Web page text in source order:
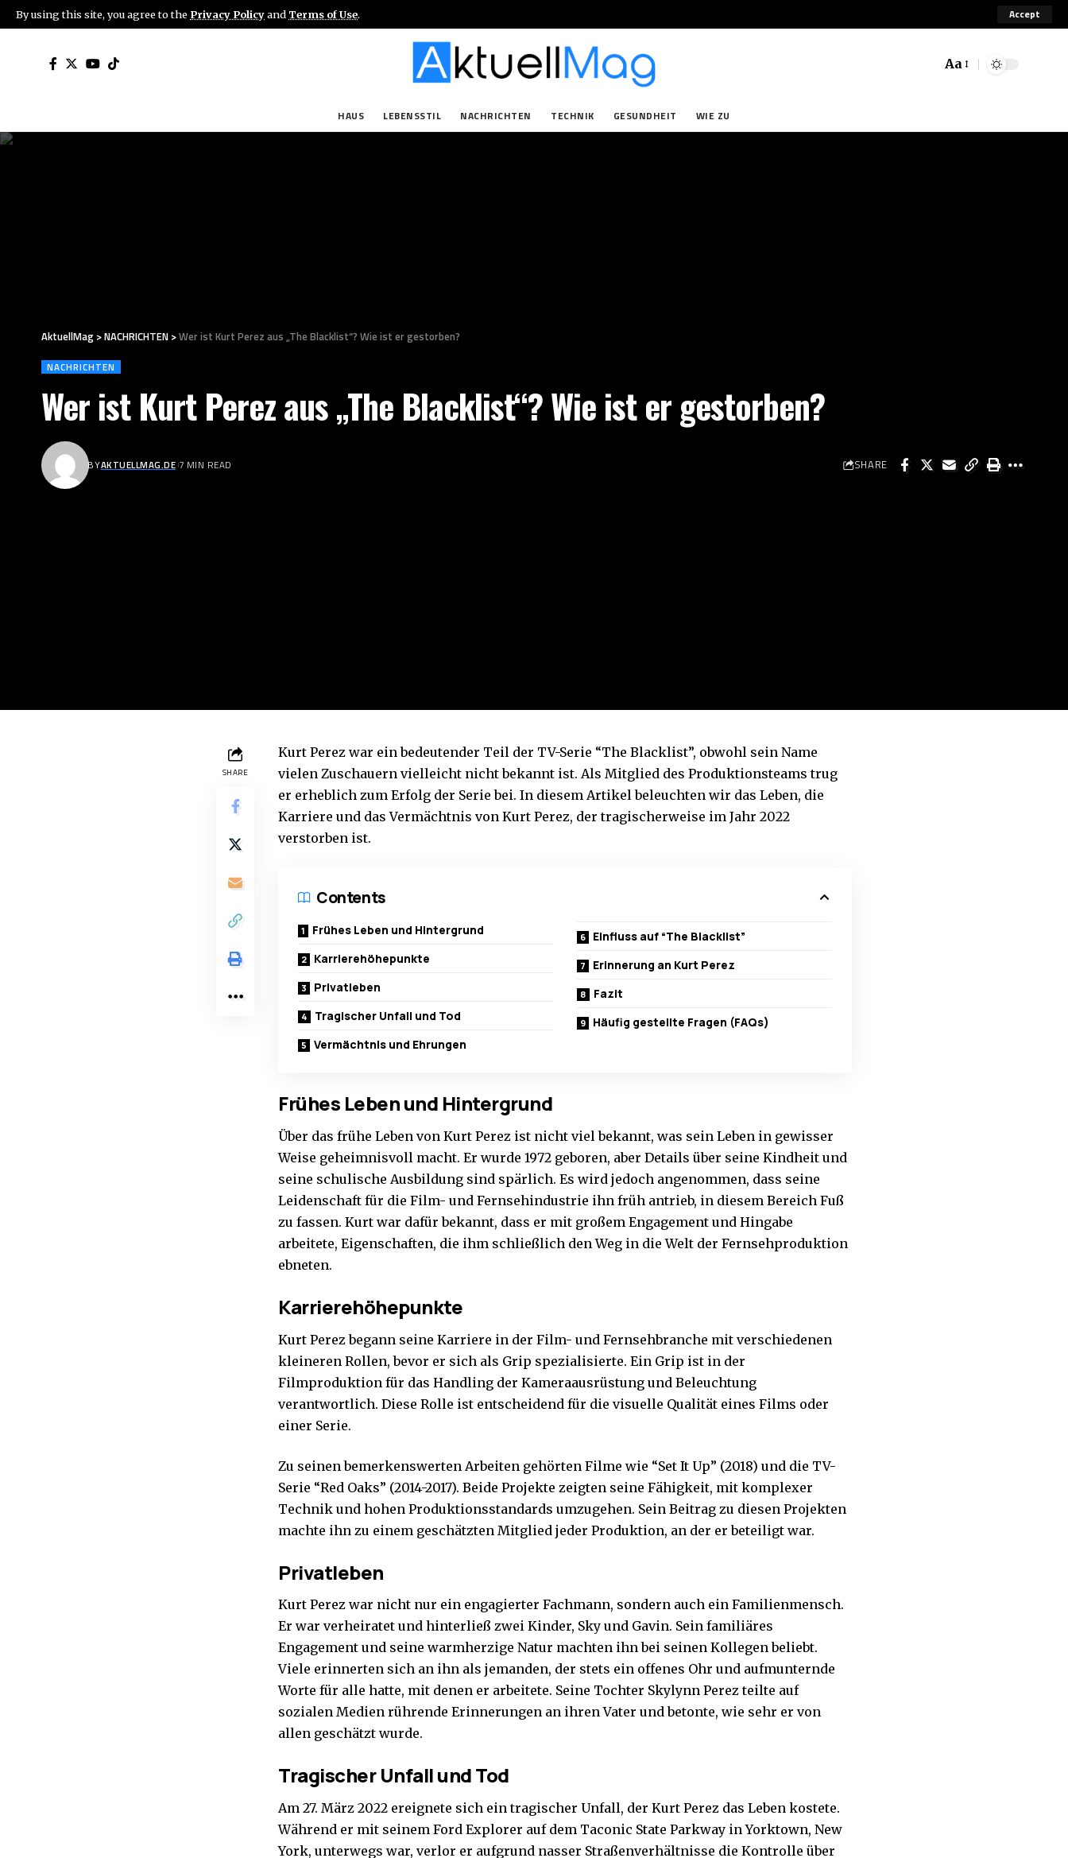
By using this site, you agree to the Privacy Policyand Terms of Use. Accept
Aa
HAUS LEBENSSTIL NACHRICHTEN TECHNIK GESUNDHEIT WIE ZU
AktuellMag >NACHRICHTEN >Wer ist Kurt Perez aus „The Blacklist“? Wie ist er gestorben?
NACHRICHTEN
Wer ist Kurt Perez aus „The Blacklist“? Wie ist er gestorben?
BYAKTUELLMAG.DE 7 MIN READ SHARE
SHARE
Kurt Perez war ein bedeutender Teil der TV-Serie “The Blacklist”, obwohl sein Name
vielen Zuschauern vielleicht nicht bekannt ist. Als Mitglied des Produktionsteams trug
er erheblich zum Erfolg der Serie bei. In diesem Artikel beleuchten wir das Leben, die
Karriere und das Vermächtnis von Kurt Perez, der tragischerweise im Jahr 2022
verstorben ist.
Contents
Frühes Leben und Hintergrund
Karrierehöhepunkte
Privatleben
Tragischer Unfall und Tod
Vermächtnis und Ehrungen
Einfluss auf “The Blacklist”
Erinnerung an Kurt Perez
Fazit
Häufig gestellte Fragen (FAQs)
Frühes Leben und Hintergrund
Über das frühe Leben von Kurt Perez ist nicht viel bekannt, was sein Leben in gewisser
Weise geheimnisvoll macht. Er wurde 1972 geboren, aber Details über seine Kindheit und
seine schulische Ausbildung sind spärlich. Es wird jedoch angenommen, dass seine
Leidenschaft für die Film- und Fernsehindustrie ihn früh antrieb, in diesem Bereich Fuß
zu fassen. Kurt war dafür bekannt, dass er mit großem Engagement und Hingabe
arbeitete, Eigenschaften, die ihm schließlich den Weg in die Welt der Fernsehproduktion
ebneten.
Karrierehöhepunkte
Kurt Perez begann seine Karriere in der Film- und Fernsehbranche mit verschiedenen
kleineren Rollen, bevor er sich als Grip spezialisierte. Ein Grip ist in der
Filmproduktion für das Handling der Kameraausrüstung und Beleuchtung
verantwortlich. Diese Rolle ist entscheidend für die visuelle Qualität eines Films oder
einer Serie.
Zu seinen bemerkenswerten Arbeiten gehörten Filme wie “Set It Up” (2018) und die TV-
Serie “Red Oaks” (2014-2017). Beide Projekte zeigten seine Fähigkeit, mit komplexer
Technik und hohen Produktionsstandards umzugehen. Sein Beitrag zu diesen Projekten
machte ihn zu einem geschätzten Mitglied jeder Produktion, an der er beteiligt war.
Privatleben
Kurt Perez war nicht nur ein engagierter Fachmann, sondern auch ein Familienmensch.
Er war verheiratet und hinterließ zwei Kinder, Sky und Gavin. Sein familiäres
Engagement und seine warmherzige Natur machten ihn bei seinen Kollegen beliebt.
Viele erinnerten sich an ihn als jemanden, der stets ein offenes Ohr und aufmunternde
Worte für alle hatte, mit denen er arbeitete. Seine Tochter Skylynn Perez teilte auf
sozialen Medien rührende Erinnerungen an ihren Vater und betonte, wie sehr er von
allen geschätzt wurde.
Tragischer Unfall und Tod
Am 27. März 2022 ereignete sich ein tragischer Unfall, der Kurt Perez das Leben kostete.
Während er mit seinem Ford Explorer auf dem Taconic State Parkway in Yorktown, New
York, unterwegs war, verlor er aufgrund nasser Straßenverhältnisse die Kontrolle über